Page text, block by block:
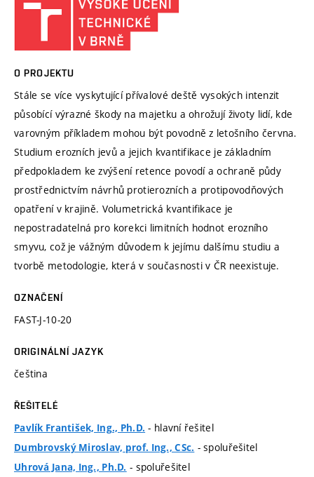
O PROJEKTU
Stále se více vyskytující přívalové deště vysokých intenzit
působící výrazné škody na majetku a ohrožují životy lidí, kde
varovným příkladem mohou být povodně z letošního června.
Studium erozních jevů a jejich kvantifikace je základním
předpokladem ke zvýšení retence povodí a ochraně půdy
prostřednictvím návrhů protierozních a protipovodňových
opatření v krajině. Volumetrická kvantifikace je
nepostradatelná pro korekci limitních hodnot erozního
smyvu, což je vážným důvodem k jejímu dalšímu studiu a
tvorbě metodologie, která v současnosti v ČR neexistuje.
OZNAČENÍ
FAST-J-10-20
ORIGINÁLNÍ JAZYK
čeština
ŘEŠITELÉ
Pavlík František, Ing., Ph.D. - hlavní řešitel
Dumbrovský Miroslav, prof. Ing., CSc. - spoluřešitel
Uhrová Jana, Ing., Ph.D. - spoluřešitel